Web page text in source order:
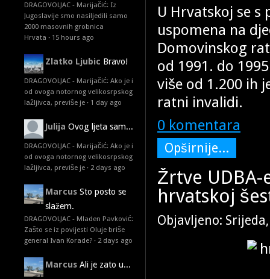
DRAGOVOLJAC - Marijačić: Iz
Jugoslavije smo nasiljedili samo
2000 masovnih grobnica
Hrvata · 15 hours ago
Zlatko Ljubic Bravo!
DRAGOVOLJAC - Marijačić: Ako je i
od ovoga notornog velikosrpskog
lažljivca, previše je · 1 day ago
Julija Ovog ljeta sam...
DRAGOVOLJAC - Marijačić: Ako je i
od ovoga notornog velikosrpskog
lažljivca, previše je · 2 days ago
Marcus Sto posto se
slažem.
DRAGOVOLJAC - Mladen Pavković:
Zašto se iz povijesti Oluje briše
general Ivan Korade? · 2 days ago
Marcus Ali je zato u...
U Hrvatskoj se
uspomena na
Domovinskog
od 1991. do
više od 1.200 ih
ratni invalidi.
0 komentara
Opširnije...
Žrtve
hrvatskoj
Objavljeno: